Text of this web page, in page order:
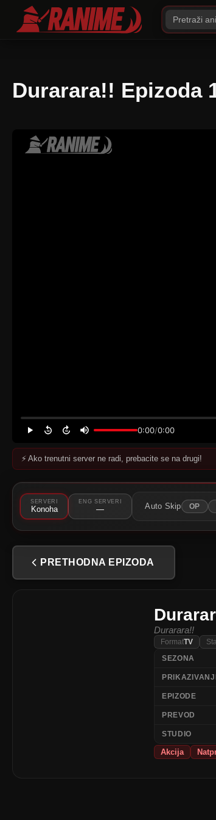
Durarara!! Epizoda
0:00/0:00
⚠️
Server nije dostupan
Pokušajte neki drugi server.
⚡ Ako trenutni server ne radi, prebacite se na drugi!
SERVERI
Konoha
ENG SERVERI
— Auto Skip OP
PRETHODNA EPIZODA
Durarara!!
FormatTV
SEZONA
EPIZODE
PREVOD
STUDIO
Akcija